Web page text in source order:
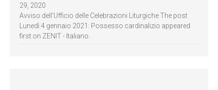
29, 2020
Avviso dell’Ufficio delle Celebrazioni Liturgiche The post
Lunedì 4 gennaio 2021: Possesso cardinalizio appeared
first on ZENIT - Italiano.